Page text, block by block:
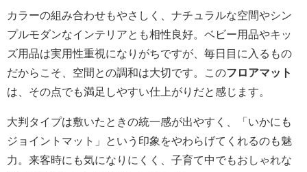
カラーの組み合わせもやさしく、ナチュラルな空間やシン
プルモダンなインテリアとも相性良好。ベビー用品やキッ
ズ用品は実用性重視になりがちですが、毎日目に入るもの
だからこそ、空間との調和は大切です。このフロアマット
は、その点でも満足しやすい仕上がりだと感じます。
大判タイプは敷いたときの統一感が出やすく、「いかにも
ジョイントマット」という印象をやわらげてくれるのも魅
力。来客時にも気になりにくく、子育て中でもおしゃれな